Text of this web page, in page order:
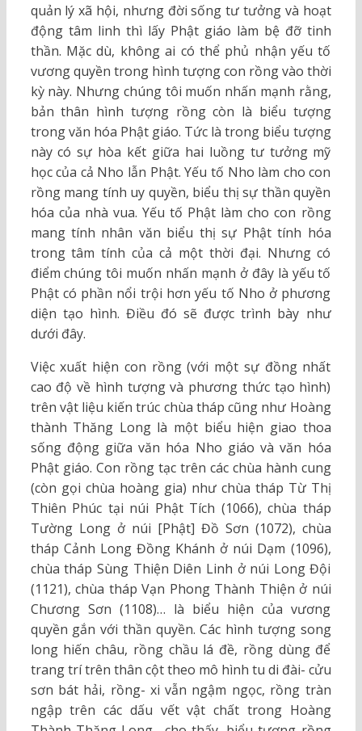
quản lý xã hội, nhưng đời sống tư tưởng và hoạt
động tâm linh thì lấy Phật giáo làm bệ đỡ tinh
thần. Mặc dù, không ai có thể phủ nhận yếu tố
vương quyền trong hình tượng con rồng vào thời
kỳ này. Nhưng chúng tôi muốn nhấn mạnh rằng,
bản thân hình tượng rồng còn là biểu tượng
trong văn hóa Phật giáo. Tức là trong biểu tượng
này có sự hòa kết giữa hai luồng tư tưởng mỹ
học của cả Nho lẫn Phật. Yếu tố Nho làm cho con
rồng mang tính uy quyền, biểu thị sự thần quyền
hóa của nhà vua. Yếu tố Phật làm cho con rồng
mang tính nhân văn biểu thị sự Phật tính hóa
trong tâm tính của cả một thời đại. Nhưng có
điểm chúng tôi muốn nhấn mạnh ở đây là yếu tố
Phật có phần nổi trội hơn yếu tố Nho ở phương
diện tạo hình. Điều đó sẽ được trình bày như
dưới đây.
Việc xuất hiện con rồng (với một sự đồng nhất
cao độ về hình tượng và phương thức tạo hình)
trên vật liệu kiến trúc chùa tháp cũng như Hoàng
thành Thăng Long là một biểu hiện giao thoa
sống động giữa văn hóa Nho giáo và văn hóa
Phật giáo. Con rồng tạc trên các chùa hành cung
(còn gọi chùa hoàng gia) như chùa tháp Từ Thị
Thiên Phúc tại núi Phật Tích (1066), chùa tháp
Tường Long ở núi [Phật] Đồ Sơn (1072), chùa
tháp Cảnh Long Đồng Khánh ở núi Dạm (1096),
chùa tháp Sùng Thiện Diên Linh ở núi Long Đội
(1121), chùa tháp Vạn Phong Thành Thiện ở núi
Chương Sơn (1108)… là biểu hiện của vương
quyền gắn với thần quyền. Các hình tượng song
long hiến châu, rồng chầu lá đề, rồng dùng để
trang trí trên thân cột theo mô hình tu di đài- cửu
sơn bát hải, rồng- xi vẫn ngậm ngọc, rồng tràn
ngập trên các dấu vết vật chất trong Hoàng